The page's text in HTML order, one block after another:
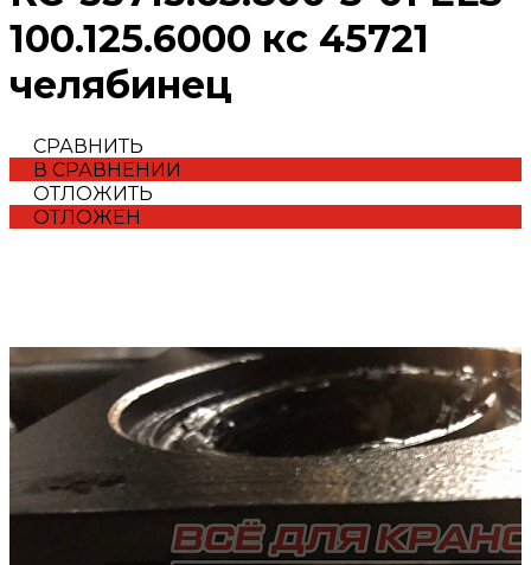
100.125.6000 кс 45721
челябинец
СРАВНИТЬ
В СРАВНЕНИИ
ОТЛОЖИТЬ
ОТЛОЖЕН